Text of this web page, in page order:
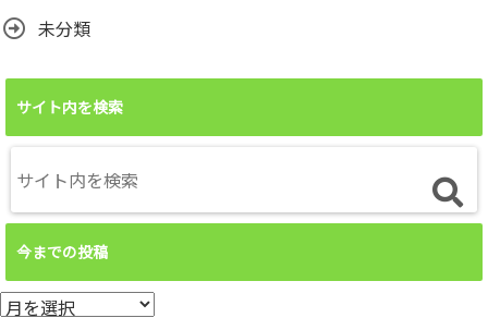
未分類
サイト内を検索
今までの投稿
今